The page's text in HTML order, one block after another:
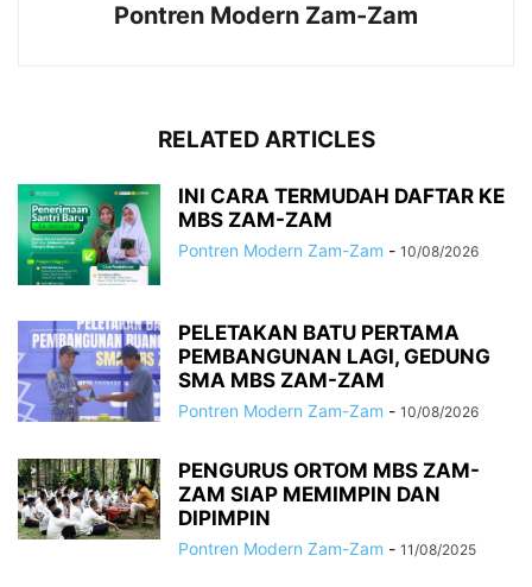
Pontren Modern Zam-Zam
RELATED ARTICLES
INI CARA TERMUDAH DAFTAR KE
MBS ZAM-ZAM
Pontren Modern Zam-Zam - 10/08/2026
PELETAKAN BATU PERTAMA
PEMBANGUNAN LAGI, GEDUNG
SMA MBS ZAM-ZAM
Pontren Modern Zam-Zam - 10/08/2026
PENGURUS ORTOM MBS ZAM-
ZAM SIAP MEMIMPIN DAN
DIPIMPIN
Pontren Modern Zam-Zam - 11/08/2025